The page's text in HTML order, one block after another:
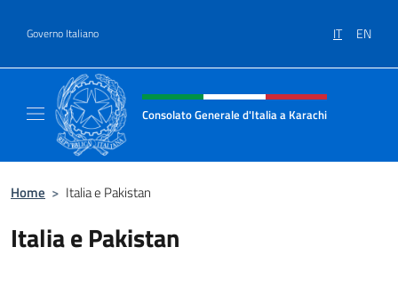
Governo Italiano IT EN
Intestazione sito, social e menù
Consolato Generale d'Italia a Karachi
Home > Italia e Pakistan
Italia e Pakistan